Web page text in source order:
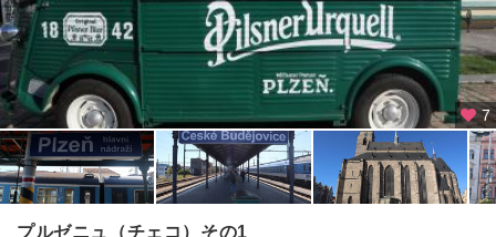
ャ
ー
ス
ケ
ー
・
ラ
ー
ズ
7
プルゼニュ（チェコ）その1